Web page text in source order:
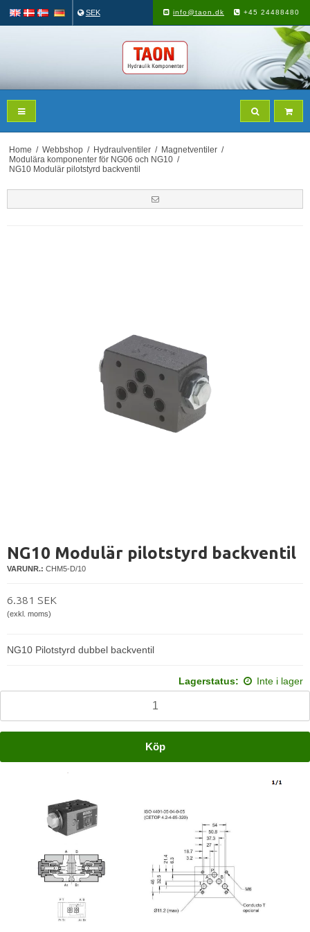
SEK info@taon.dk +45 24488480
Home / Webbshop / Hydraulventiler / Magnetventiler /
Modulära komponenter för NG06 och NG10 /
NG10 Modulär pilotstyrd backventil
NG10 Modulär pilotstyrd backventil
VARUNR.: CHM5-D/10
6.381 SEK
(exkl. moms)
NG10 Pilotstyrd dubbel backventil
Lagerstatus: Inte i lager
Köp